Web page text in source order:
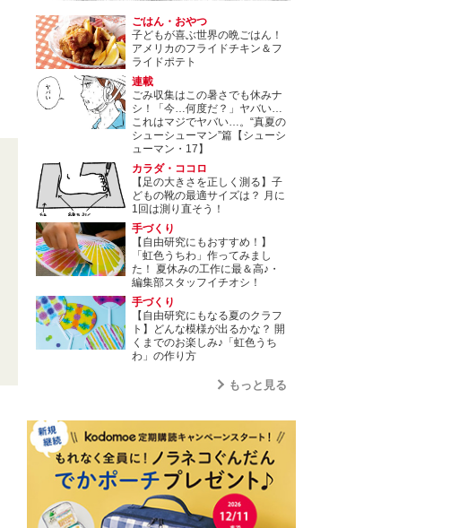
ごはん・おやつ
子どもが喜ぶ世界の晩ごはん！
アメリカのフライドチキン＆フ
ライドポテト
連載
ごみ収集はこの暑さでも休みナ
シ！「今…何度だ？」ヤバい…
これはマジでヤバい…。“真夏の
シューシューマン”篇【シューシ
ューマン・17】
カラダ・ココロ
【足の大きさを正しく測る】子
どもの靴の最適サイズは？ 月に
1回は測り直そう！
手づくり
【自由研究にもおすすめ！】
「虹色うちわ」作ってみまし
た！ 夏休みの工作に最＆高♪・
編集部スタッフイチオシ！
手づくり
【自由研究にもなる夏のクラフ
ト】どんな模様が出るかな？ 開
くまでのお楽しみ♪「虹色うち
わ」の作り方
もっと見る